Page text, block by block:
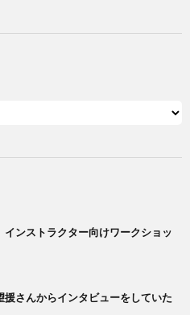
ンストラクター向けワークショッ
さんからインタビューをしていた